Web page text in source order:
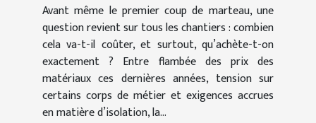
Avant même le premier coup de marteau, une
question revient sur tous les chantiers : combien
cela va-t-il coûter, et surtout, qu’achète-t-on
exactement ? Entre flambée des prix des
matériaux ces dernières années, tension sur
certains corps de métier et exigences accrues
en matière d’isolation, la...